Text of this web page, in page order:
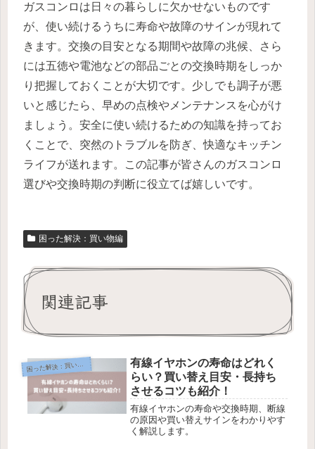
ガスコンロは日々の暮らしに欠かせないものです
が、使い続けるうちに寿命や故障のサインが現れて
きます。交換の目安となる期間や故障の兆候、さら
には五徳や電池などの部品ごとの交換時期をしっか
り把握しておくことが大切です。少しでも調子が悪
いと感じたら、早めの点検やメンテナンスを心がけ
ましょう。安全に使い続けるための知識を持ってお
くことで、突然のトラブルを防ぎ、快適なキッチン
ライフが送れます。この記事が皆さんのガスコンロ
選びや交換時期の判断に役立てば嬉しいです。
困った解決：買い物編
関連記事
困
った解決：買い物編
有線イヤホンの寿命はどれく
らい？買い替え目安・長持ち
させるコツも紹介！
有線イヤホンの寿命や交換時期、断線
の原因や買い替えサインをわかりやす
く解説します。